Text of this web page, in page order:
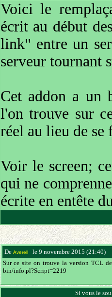
Voici le
écrit au début
link" entre un
serveur tournant
Cet addon a un
l'on trouve sur
réel au lieu de
Voir le screen;
qui ne
écrite en entête
De Averellle 9 novembre 2015 (21:40)
Sur ce site on trouve la version TCL
bin/info.pl?Script=2219
Si vous le